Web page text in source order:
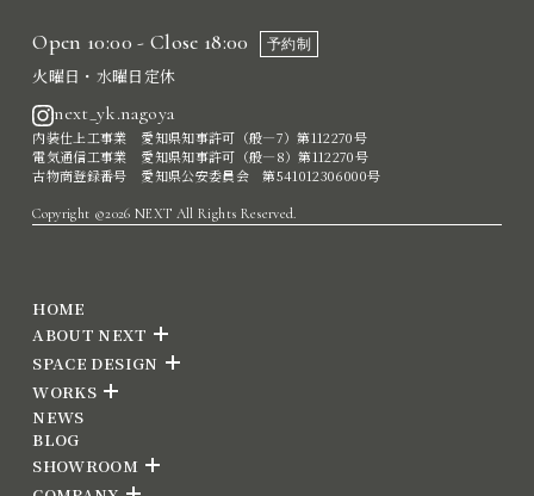
Open 10:00 - Close 18:00 予約制
火曜日・水曜日定休
next_yk.nagoya
内装仕上工事業 愛知県知事許可（般―7）第112270号
電気通信工事業 愛知県知事許可（般―8）第112270号
古物商登録番号 愛知県公安委員会 第541012306000号
Copyright ©2026 NEXT All Rights Reserved.
HOME
ABOUT NEXT
SPACE DESIGN
WORKS
NEWS
BLOG
SHOWROOM